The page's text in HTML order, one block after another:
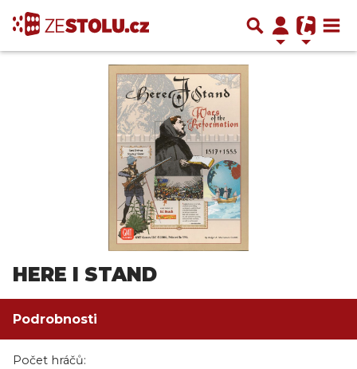
HERE I STAND
Podrobnosti
Počet hráčů: